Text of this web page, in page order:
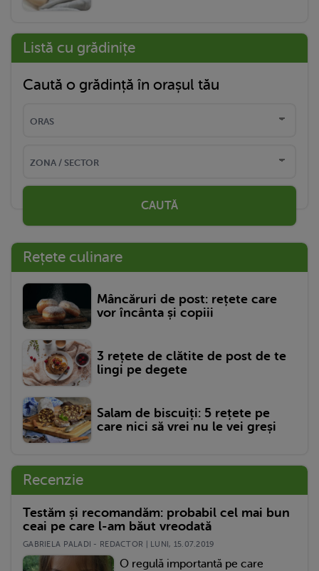
Listă cu grădinițe
Caută o grădință în orașul tău
CAUTĂ
Rețete culinare
Mâncăruri de post: rețete care
vor încânta și copiii
3 rețete de clătite de post de te
lingi pe degete
Salam de biscuiți: 5 rețete pe
care nici să vrei nu le vei greși
Recenzie
Testăm și recomandăm: probabil cel mai bun
ceai pe care l-am băut vreodată
GABRIELA PALADI - REDACTOR | LUNI, 15.07.2019
O regulă importantă pe care